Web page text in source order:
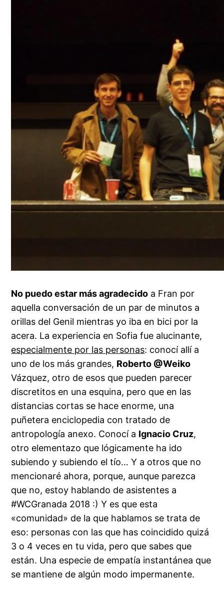
No puedo estar más agradecido a Fran por
aquella conversación de un par de minutos a
orillas del Genil mientrasyo iba en bici por la
acera. La experiencia en Sofia fue alucinante,
especialmente por las personas: conocí allí a
uno de los más grandes, Roberto @Weiko
Vázquez, otro de esos que pueden parecer
discretitos en una esquina, pero que en las
distancias cortas se hace enorme, una
puñetera enciclopedia con tratado de
antropología anexo. Conocí a Ignacio Cruz,
otro elementazo que lógicamente ha ido
subiendo y subiendo el tío… Y a otros que no
mencionaré ahora, porque, aunque parezca
que no, estoy hablando de asistentes a
#WCGranada 2018 :) Y es que esta
«comunidad» de la que hablamos se trata de
eso: personas con las que has coincidido quizá
3 o 4 veces en tu vida, pero que sabes que
están. Una especie de empatía instantánea que
se mantiene de algún modo impermanente.